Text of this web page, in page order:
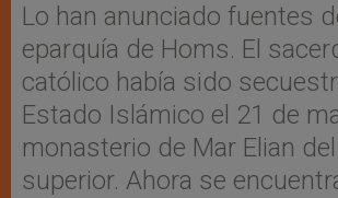
Lo han anunciado fuentes
eparquía de Homs. El
católico había sido
Estado Islámico el 21 de
monasterio de Mar Elian
superior. Ahora se